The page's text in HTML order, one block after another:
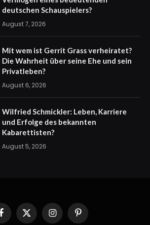
deutschen Schauspielers?
August 7, 2026
Mit wem ist Gerrit Grass verheiratet?
Die Wahrheit über seine Ehe und sein
Privatleben?
August 6, 2026
Wilfried Schmickler: Leben, Karriere
und Erfolge des bekannten
Kabarettisten?
August 5, 2026
FacebookX
InstagramPinterest